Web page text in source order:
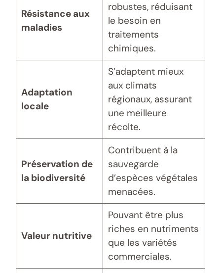
Résistance aux
maladies
robustes, réduisant
le besoin en
traitements
chimiques.
Adaptation
locale
S’adaptent mieux
aux climats
régionaux, assurant
une meilleure
récolte.
Préservation de
la biodiversité
Contribuent à la
sauvegarde
d’espèces végétales
menacées.
Valeur nutritive
Pouvant être plus
riches en nutriments
que les variétés
commerciales.